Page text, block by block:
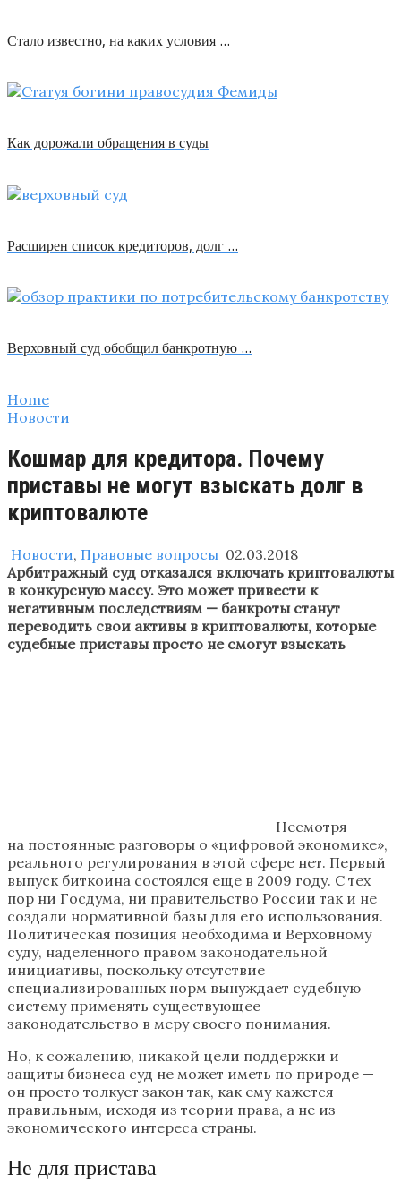
Стало известно, на каких условия …
Как дорожали обращения в суды
Расширен список кредиторов, долг …
Верховный суд обобщил банкротную …
Home
Новости
Кошмар для кредитора. Почему
приставы не могут взыскать долг в
криптовалюте
Новости, Правовые вопросы 02.03.2018
Арбитражный суд отказался включать криптовалюты
в конкурсную массу. Это может привести к
негативным последствиям — банкроты станут
переводить свои активы в криптовалюты, которые
судебные приставы просто не смогут взыскать
Несмотря
на постоянные разговоры о «цифровой экономике»,
реального регулирования в этой сфере нет. Первый
выпуск биткоина состоялся еще в 2009 году. С тех
пор ни Госдума, ни правительство России так и не
создали нормативной базы для его использования.
Политическая позиция необходима и Верховному
суду, наделенного правом законодательной
инициативы, поскольку отсутствие
специализированных норм вынуждает судебную
систему применять существующее
законодательство в меру своего понимания.
Но, к сожалению, никакой цели поддержки и
защиты бизнеса суд не может иметь по природе —
он просто толкует закон так, как ему кажется
правильным, исходя из теории права, а не из
экономического интереса страны.
Не для пристава